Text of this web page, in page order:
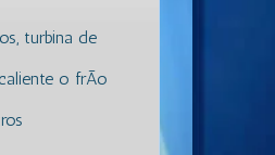
turbina de
o frÃ­o